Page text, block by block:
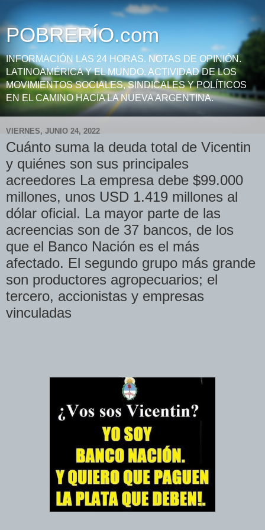
POBRERÍO.com
INFORMACIÓN LAS 24 HORAS. NOTAS DE OPINIÓN.
LATINOAMÉRICA Y EL MUNDO. ACTIVIDAD DE LOS
MOVIMIENTOS SOCIALES, SINDICALES Y POLÍTICOS
EN EL CAMINO HACIA LA NUEVA ARGENTINA.
VIERNES, JUNIO 24, 2022
Cuánto suma la deuda total de Vicentin
y quiénes son sus principales
acreedores La empresa debe $99.000
millones, unos USD 1.419 millones al
dólar oficial. La mayor parte de las
acreencias son de 37 bancos, de los
que el Banco Nación es el más
afectado. El segundo grupo más grande
son productores agropecuarios; el
tercero, accionistas y empresas
vinculadas